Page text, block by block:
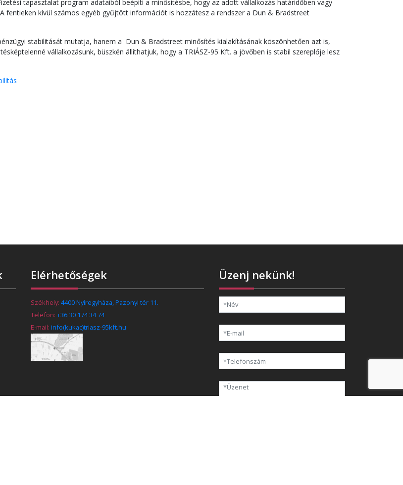
tapasztalat program adataiból beépíti a minősítésbe, hogy az adott vállalkozás határidőben vagy
fentieken kívül számos egyéb gyűjtött információt is hozzátesz a rendszer a Dun & Bradstreet
stabilitását mutatja, hanem a Dun & Bradstreet minősítés kialakításának köszönhetően azt is,
vállalkozásunk, büszkén állíthatjuk, hogy a TRIÁSZ-95 Kft. a jövőben is stabil szereplője lesz
Elérhetőségek
Székhely: 4400 Nyíregyháza, Pazonyi tér 11.
Telefon: +36 30 174 34 74
E-mail: info(kukac)triasz-95kft.hu
Üzenj nekünk!